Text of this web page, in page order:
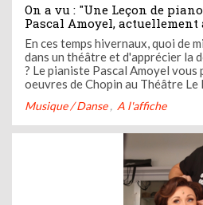
On a vu : "Une Leçon de
Pascal Amoyel, actuellement
Ranelagh
En ces temps hivernaux, quoi de
dans un théâtre et d'apprécier la
? Le pianiste Pascal Amoyel
oeuvres de Chopin au Théâtre Le
Musique / Danse A l'affiche